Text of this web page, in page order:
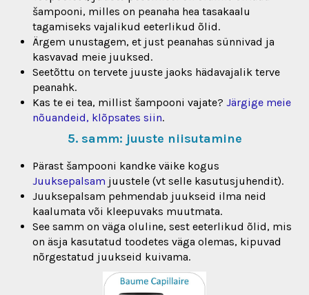
šampooni, milles on peanaha hea tasakaalu
tagamiseks vajalikud eeterlikud õlid.
Ärgem unustagem, et just peanahas sünnivad ja
kasvavad meie juuksed.
Seetõttu on tervete juuste jaoks hädavajalik terve
peanahk.
Kas te ei tea, millist šampooni vajate? Järgige meie
nõuandeid, klõpsates siin.
5. samm: juuste niisutamine
Pärast šampooni kandke väike kogus
Juuksepalsam juustele (vt selle kasutusjuhendit).
Juuksepalsam pehmendab juukseid ilma neid
kaalumata või kleepuvaks muutmata.
See samm on väga oluline, sest eeterlikud õlid, mis
on äsja kasutatud toodetes väga olemas, kipuvad
nõrgestatud juukseid kuivama.